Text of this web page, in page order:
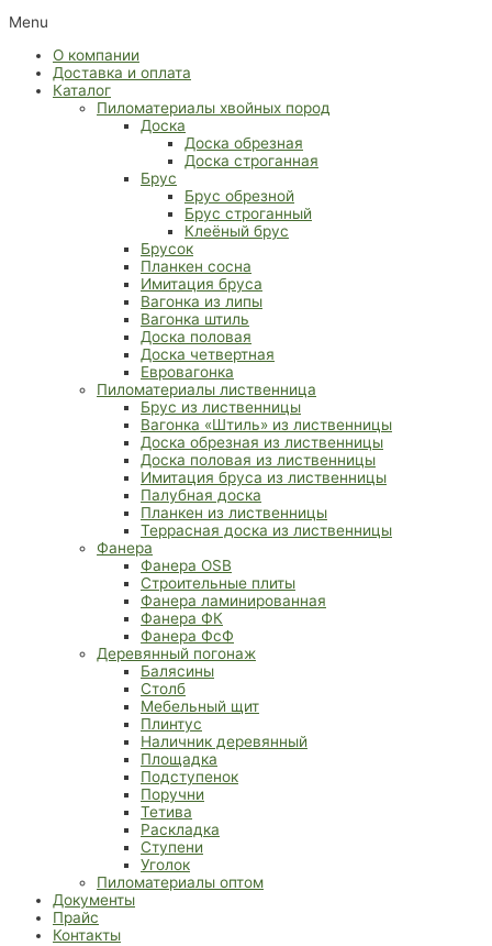
Menu
О компании
Доставка и оплата
Каталог
Пиломатериалы хвойных пород
Доска
Доска обрезная
Доска строганная
Брус
Брус обрезной
Брус строганный
Клеёный брус
Брусок
Планкен сосна
Имитация бруса
Вагонка из липы
Вагонка штиль
Доска половая
Доска четвертная
Евровагонка
Пиломатериалы лиственница
Брус из лиственницы
Вагонка «Штиль» из лиственницы
Доска обрезная из лиственницы
Доска половая из лиственницы
Имитация бруса из лиственницы
Палубная доска
Планкен из лиственницы
Террасная доска из лиственницы
Фанера
Фанера OSB
Строительные плиты
Фанера ламинированная
Фанера ФК
Фанера ФсФ
Деревянный погонаж
Балясины
Столб
Мебельный щит
Плинтус
Наличник деревянный
Площадка
Подступенок
Поручни
Тетива
Раскладка
Ступени
Уголок
Пиломатериалы оптом
Документы
Прайс
Контакты